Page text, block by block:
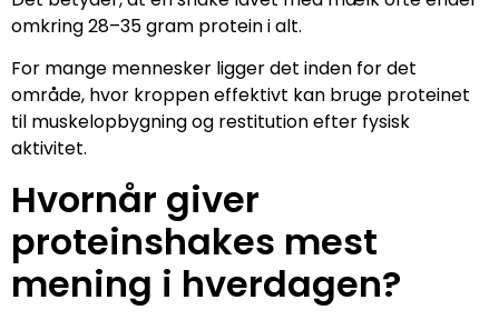
omkring 28–35 gram protein i alt.
For mange mennesker ligger det inden for det
område, hvor kroppen effektivt kan bruge proteinet
til muskelopbygning og restitution efter fysisk
aktivitet.
Hvornår giver
proteinshakes mest
mening i hverdagen?